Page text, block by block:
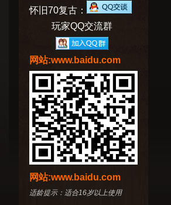
怀旧70复古：
玩家QQ交流群
网站:www.baidu.com
网站:www.baidu.com
适龄提示：适合16岁以上使用